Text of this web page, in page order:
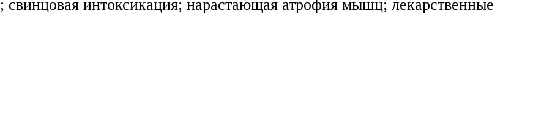
интоксикация; нарастающая атрофия мышц; лекарственные